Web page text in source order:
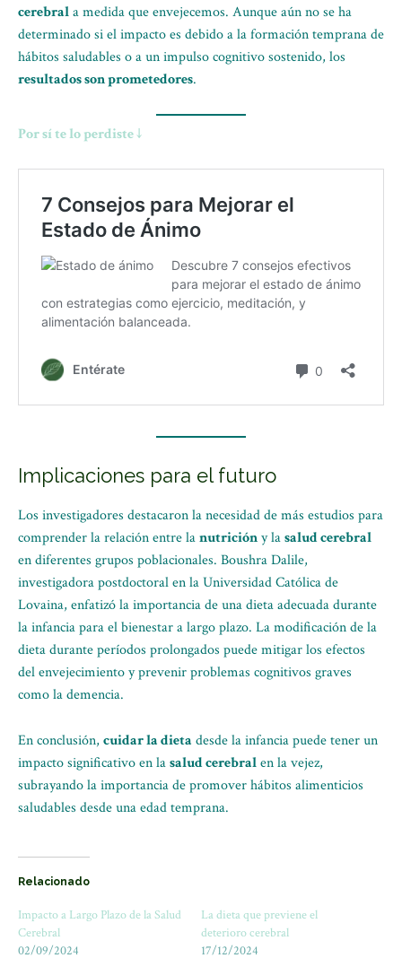
cerebrala medida que envejecemos. Aunque aún no se ha
determinado si el impacto es debido a la formación temprana de
hábitos saludables o a un impulso cognitivo sostenido, los
resultados son prometedores.
Por sí te lo perdiste ↓
Implicaciones para el futuro
Los investigadores destacaron la necesidad de más estudios para
comprender la relación entre lanutricióny lasalud cerebral
en diferentes grupos poblacionales. Boushra Dalile,
investigadora postdoctoral en la Universidad Católica de
Lovaina, enfatizó la importancia de una dieta adecuada durante
la infancia para el bienestar a largo plazo. La modificación de la
dieta durante períodos prolongados puede mitigar los efectos
del envejecimiento y prevenir problemas cognitivos graves
como la demencia.
En conclusión, cuidar la dieta desde la infancia puede tener un
impacto significativo en lasalud cerebralen la vejez,
subrayando la importancia de promover hábitos alimenticios
saludables desde una edad temprana.
Relacionado
Impacto a Largo Plazo de la Salud
Cerebral
02/09/2024
La dieta que previene el
deterioro cerebral
17/12/2024